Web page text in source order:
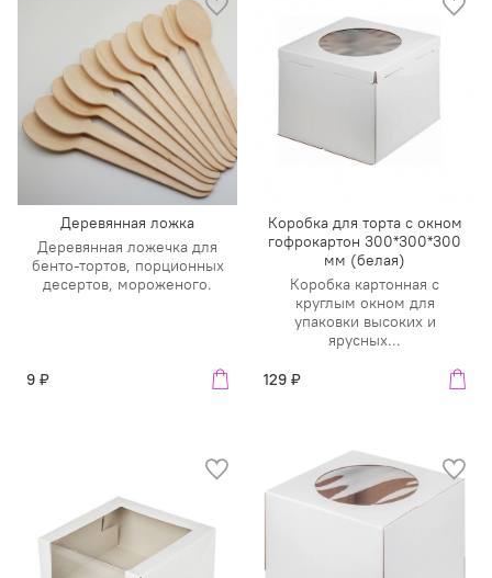
Деревянная ложка
Деревянная ложечка для
бенто-тортов, порционных
десертов, мороженого.
9 ₽
Коробка для торта с окном
гофрокартон 300*300*300
мм (белая)
Коробка картонная с
круглым окном для
упаковки высоких и
ярусных...
129 ₽